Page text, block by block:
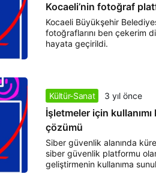
Kocaeli’nin fotoğraf
Kocaeli Büyükşehir
fotoğraflarını ben çekerim
hayata geçirildi.
Kültür-Sanat 3 yıl önce
İşletmeler için
çözümü
Siber güvenlik alanında
siber güvenlik platformu
geliştirmenin kullanıma